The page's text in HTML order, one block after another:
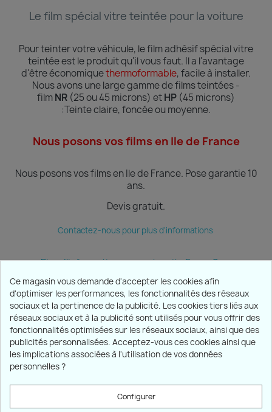
Le film spécial vitre teintée pour la voiture
Pour teinter votre véhicule, le film adhésif spécial vitre
teintée est le produit qu'il vous faut. Il a l'avantage
d'être économiquethermoformable, facile à installer.
Nous avons une large gamme de films teintées -
filmNR (25 ou 45 microns) etHP (45 microns)
:Teinteclaire, foncée ou moyenne.
Nous posons vos films en Ile de France
Nous posons vos films en Ile de France. Pose garantie 10
ans.
Devis gratuit.
Contactez-nous pour plus d'informations
Plus d'informations sur notre site Ecran Sun
PRODUITS 
NOTRE SOCIÉTÉ 
INFORMATIONS keyboard_arrow_down
Ce magasin vous demande d'accepter les cookies afin
d'optimiser les performances, les fonctionnalités des réseaux
sociaux et la pertinence de la publicité. Les cookies tiers liés aux
réseaux sociaux et à la publicité sont utilisés pour vous offrir des
fonctionnalités optimisées sur les réseaux sociaux, ainsi que des
publicités personnalisées. Acceptez-vous ces cookies ainsi que
les implications associées à l'utilisation de vos données
personnelles ?
Configurer